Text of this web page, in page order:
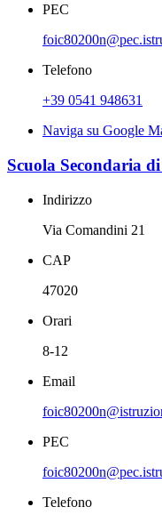
PEC
Telefono
+39 0541 948631
Naviga su Google
Scuola Secondaria
Indirizzo
Via Comandini 21
CAP
47020
Orari
8-12
Email
PEC
Telefono